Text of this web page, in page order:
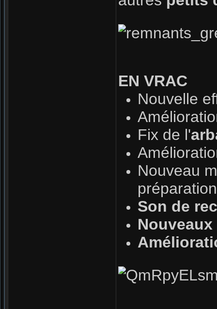
EN VRAC
Nouvelle
Fix de l'
Nouveau
préparation
Son de